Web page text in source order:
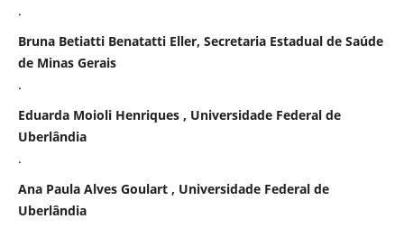
.
Bruna Betiatti Benatatti Eller, Secretaria Estadual de Saúde
de Minas Gerais
.
Eduarda Moioli Henriques , Universidade Federal de
Uberlândia
.
Ana Paula Alves Goulart , Universidade Federal de
Uberlândia